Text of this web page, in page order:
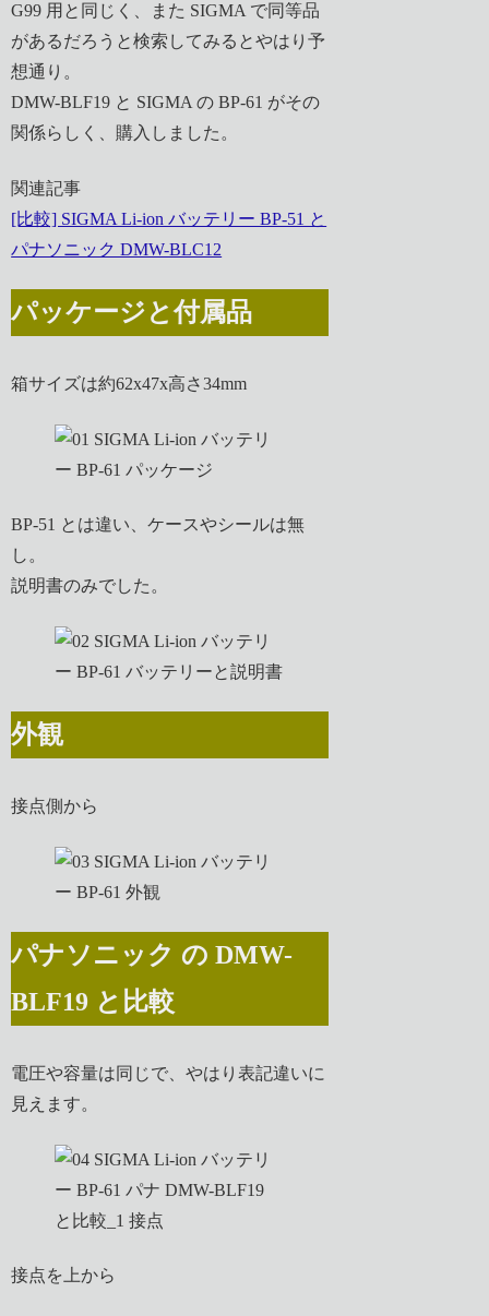
G99 用と同じく、また SIGMA で同等品
があるだろうと検索してみるとやはり予
想通り。
DMW-BLF19 と SIGMA の BP-61 がその
関係らしく、購入しました。
関連記事
[比較] SIGMA Li-ion バッテリー BP-51 と
パナソニック DMW-BLC12
パッケージと付属品
箱サイズは約62x47x高さ34mm
BP-51 とは違い、ケースやシールは無
し。
説明書のみでした。
外観
接点側から
パナソニック の DMW-
BLF19 と比較
電圧や容量は同じで、やはり表記違いに
見えます。
接点を上から